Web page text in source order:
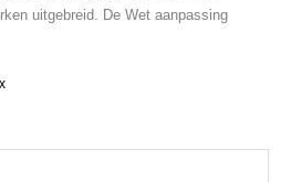
uitgebreid. De Wet aanpassing